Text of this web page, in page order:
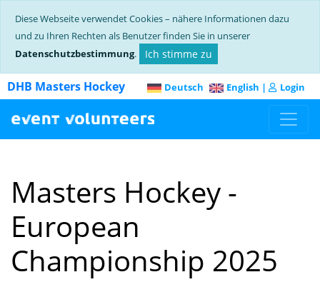
Diese Webseite verwendet Cookies – nähere Informationen dazu
und zu Ihren Rechten als Benutzer finden Sie in unserer
Datenschutzbestimmung. Ich stimme zu
DHB Masters Hockey Deutsch English | Login
Masters Hockey -
European
Championship 2025